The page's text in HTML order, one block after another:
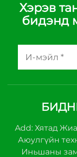
Хэрэв
бидэнд
Add: Хятад
Аюулгүйн
Иньшаны